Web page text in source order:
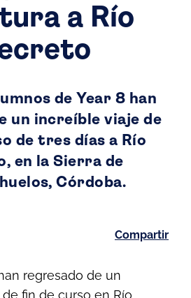
a Río
de Year 8 han
un increíble viaje de
de tres días a Río
en la Sierra de
Córdoba.
Compartir
regresado de un
fin de curso en Río